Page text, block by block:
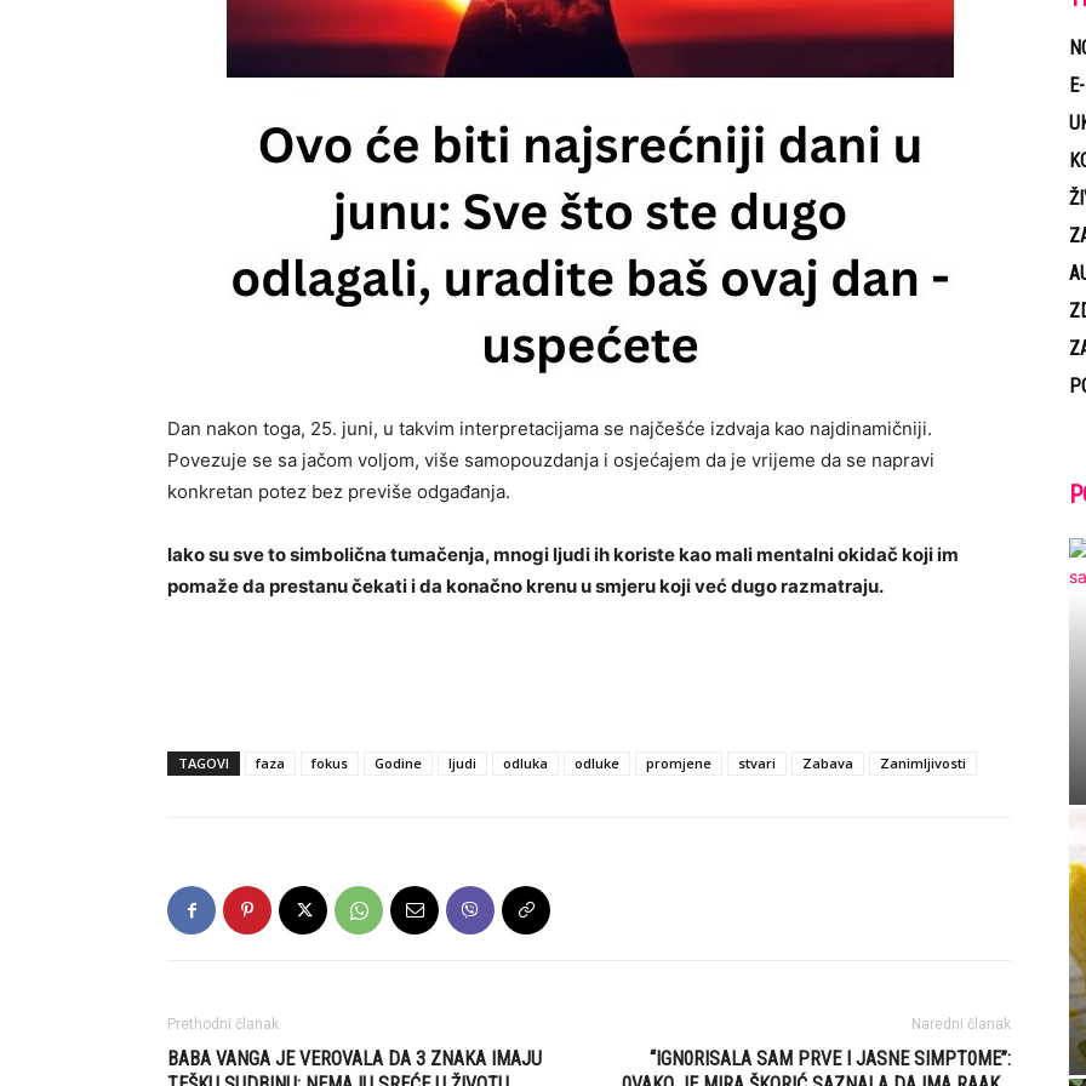
Dan nakon toga, 25. juni, u takvim interpretacijama se najčešće izdvaja kao najdinamičniji.
Povezuje se sa jačom voljom, više samopouzdanja i osjećajem da je vrijeme da se napravi
konkretan potez bez previše odgađanja.
Iako su sve to simbolična tumačenja, mnogi ljudi ih koriste kao mali mentalni okidač koji im
pomaže da prestanu čekati i da konačno krenu u smjeru koji već dugo razmatraju.
TAGOVI faza fokus Godine ljudi odluka odluke promjene stvari Zabava Zanimljivosti
Prethodni članak
BABA VANGA JE VEROVALA DA 3 ZNAKA IMAJU
Naredni članak
“IGN0RISALA SAM PRVE I JASNE SIMPT0ME”: